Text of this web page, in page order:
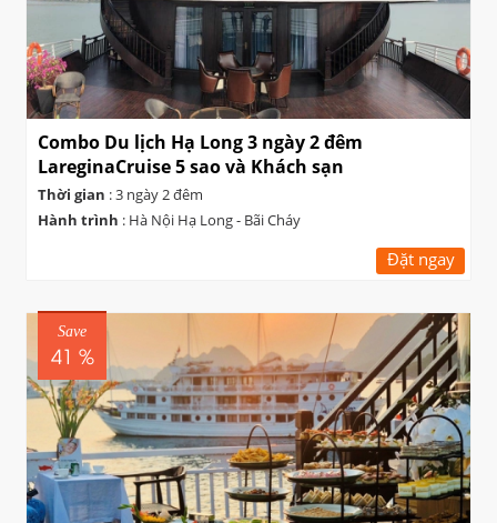
Combo Du lịch Hạ Long 3 ngày 2 đêm
LareginaCruise 5 sao và Khách sạn
Thời gian : 3 ngày 2 đêm
Hành trình : Hà Nội Hạ Long - Bãi Cháy
Đặt ngay
Save
41 %